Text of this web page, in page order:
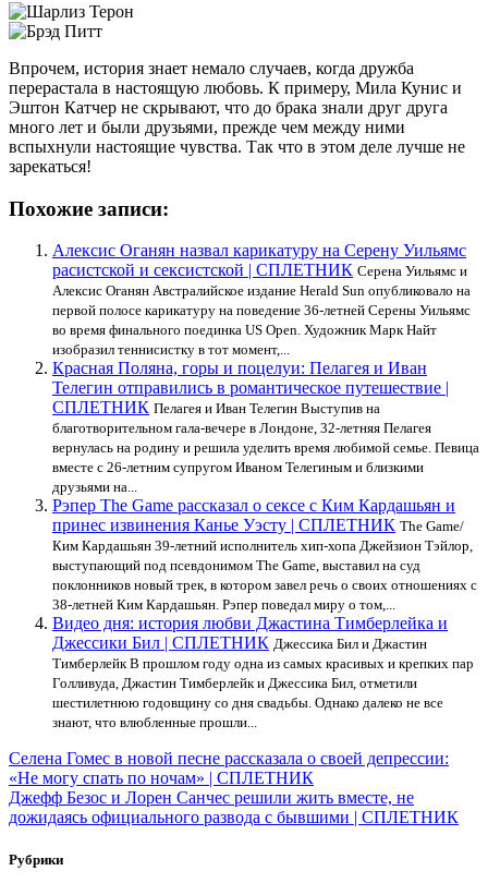
Впрочем, история знает немало случаев, когда дружба
перерастала в настоящую любовь. К примеру, Мила Кунис и
Эштон Катчер не скрывают, что до брака знали друг друга
много лет и были друзьями, прежде чем между ними
вспыхнули настоящие чувства. Так что в этом деле лучше не
зарекаться!
Похожие записи:
Алексис Оганян назвал карикатуру на Серену Уильямс
расистской и сексистской | СПЛЕТНИК Серена Уильямс и
Алексис Оганян Австралийское издание Herald Sun опубликовало на
первой полосе карикатуру на поведение 36-летней Серены Уильямс
во время финального поединка US Open. Художник Марк Найт
изобразил теннисистку в тот момент,...
Красная Поляна, горы и поцелуи: Пелагея и Иван
Телегин отправились в романтическое путешествие |
СПЛЕТНИК Пелагея и Иван Телегин Выступив на
благотворительном гала-вечере в Лондоне, 32-летняя Пелагея
вернулась на родину и решила уделить время любимой семье. Певица
вместе с 26-летним супругом Иваном Телегиным и близкими
друзьями на...
Рэпер The Game рассказал о сексе с Ким Кардашьян и
принес извинения Канье Уэсту | СПЛЕТНИК The Game/
Ким Кардашьян 39-летний исполнитель хип-хопа Джейзион Тэйлор,
выступающий под псевдонимом The Game, выставил на суд
поклонников новый трек, в котором завел речь о своих отношениях с
38-летней Ким Кардашьян. Рэпер поведал миру о том,...
Видео дня: история любви Джастина Тимберлейка и
Джессики Бил | СПЛЕТНИК Джессика Бил и Джастин
Тимберлейк В прошлом году одна из самых красивых и крепких пар
Голливуда, Джастин Тимберлейк и Джессика Бил, отметили
шестилетнюю годовщину со дня свадьбы. Однако далеко не все
знают, что влюбленные прошли...
Навигация
по
записям
Селена Гомес в новой песне рассказала о своей депрессии:
«Не могу спать по ночам» | СПЛЕТНИК
Джефф Безос и Лорен Санчес решили жить вместе, не
дожидаясь официального развода с бывшими | СПЛЕТНИК
Рубрики